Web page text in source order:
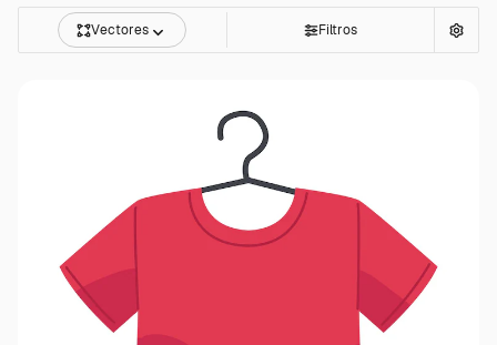
Vectores Filtros